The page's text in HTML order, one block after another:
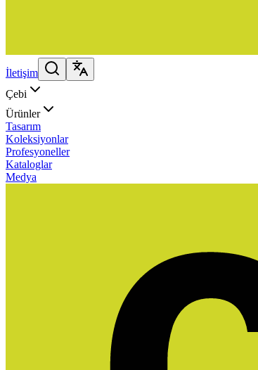
İletişim
Çebi
Ürünler
Tasarım
Koleksiyonlar
Profesyoneller
Kataloglar
Medya